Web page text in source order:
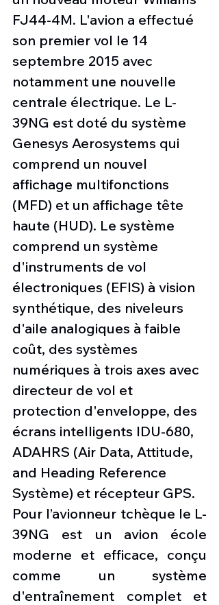
FJ44-4M. L'avion a effectué
son premier vol le 14
septembre 2015 avec
notamment une nouvelle
centrale électrique. Le L-
39NG est doté du système
Genesys Aerosystems qui
comprend un nouvel
affichage multifonctions
(MFD) et un affichage tête
haute (HUD). Le système
comprend un système
d'instruments de vol
électroniques (EFIS) à vision
synthétique, des niveleurs
d'aile analogiques à faible
coût, des systèmes
numériques à trois axes avec
directeur de vol et
protection d'enveloppe, des
écrans intelligents IDU-680,
ADAHRS (Air Data, Attitude,
and Heading Reference
Système) et récepteur GPS.
Pour l’avionneur tchèque le L-
39NG est un avion école
moderne et efficace, conçu
comme un système
d'entraînement complet et